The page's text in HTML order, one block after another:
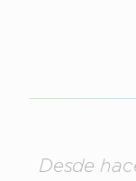
Desde